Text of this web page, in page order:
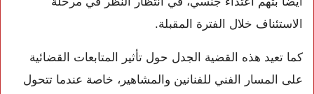
الاستئناف خلال الفترة المقبلة.
كما تعيد هذه القضية الجدل حول تأثير المتابعات القضائية
على المسار الفني للفنانين والمشاهير، خاصة عندما تتحول